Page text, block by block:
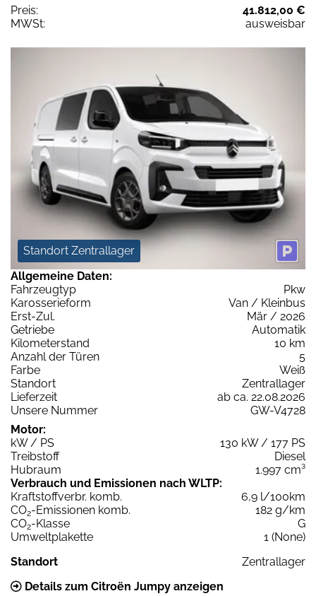
Preis:
41.812,00 €
MWSt:
ausweisbar
Standort Zentrallager
Allgemeine Daten:
Fahrzeugtyp
Pkw
Karosserieform
Van / Kleinbus
Erst-Zul.
Mär / 2026
Getriebe
Automatik
Kilometerstand
10 km
Anzahl der Türen
5
Farbe
Weiß
Standort
Zentrallager
Lieferzeit
ab ca. 22.08.2026
Unsere Nummer
GW-V4728
Motor:
kW / PS
130 kW / 177 PS
Treibstoff
Diesel
Hubraum
1.997 cm³
Verbrauch und Emissionen nach WLTP:
Kraftstoffverbr. komb.
6,9 l/100km
CO2-Emissionen komb.
182 g/km
CO2-Klasse
G
Umweltplakette
1 (None)
Standort
Zentrallager
Details zum Citroën Jumpy anzeigen